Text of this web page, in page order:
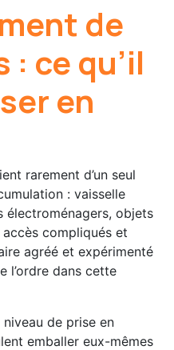
de
ce qu’il
en
rarement d’un seul
: vaisselle
électroménagers, objets
compliqués et
agréé et expérimenté
l’ordre dans cette
de prise en
emballer eux-mêmes